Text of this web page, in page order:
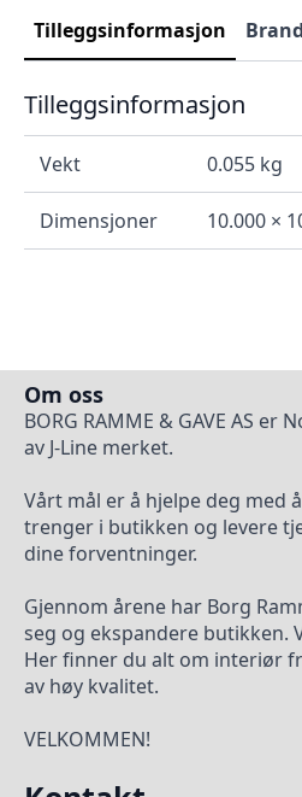
Tilleggsinformasjon Brand
Tilleggsinformasjon
Vekt 0.055 kg
Dimensjoner 10.000 ×
Om oss
BORG RAMME & GAVE AS
av J-Line merket.
Vårt mål er å hjelpe deg med
trenger i butikken og levere
dine forventninger.
Gjennom årene har Borg
seg og ekspandere butikken.
Her finner du alt om interiør
av høy kvalitet.
VELKOMMEN!